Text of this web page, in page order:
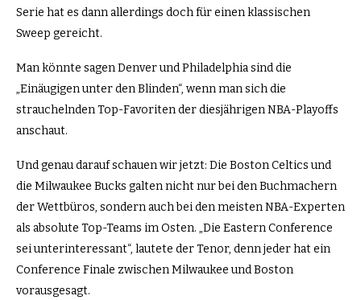
Serie hat es dann allerdings doch für einen klassischen
Sweep gereicht.
Man könnte sagen Denver und Philadelphia sind die
„Einäugigen unter den Blinden“, wenn man sich die
strauchelnden Top-Favoriten der diesjährigen NBA-Playoffs
anschaut.
Und genau darauf schauen wir jetzt: Die Boston Celtics und
die Milwaukee Bucks galten nicht nur bei den Buchmachern
der Wettbüros, sondern auch bei den meisten NBA-Experten
als absolute Top-Teams im Osten. „Die Eastern Conference
sei unterinteressant“, lautete der Tenor, denn jeder hat ein
Conference Finale zwischen Milwaukee und Boston
vorausgesagt.